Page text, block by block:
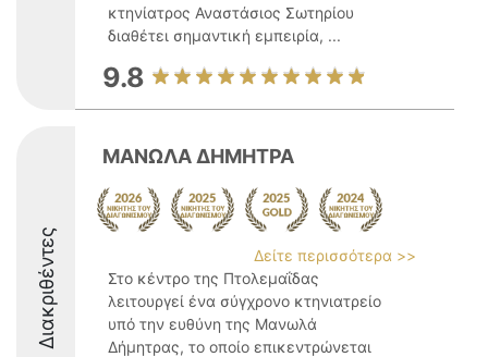
κτηνίατρος Αναστάσιος Σωτηρίου
διαθέτει σημαντική εμπειρία, ...
9.8
Διακριθέντες
ΜΑΝΩΛΑ ΔΗΜΗΤΡΑ
Δείτε περισσότερα >>
Στο κέντρο της Πτολεμαΐδας
λειτουργεί ένα σύγχρονο κτηνιατρείο
υπό την ευθύνη της Μανωλά
Δήμητρας, το οποίο επικεντρώνεται